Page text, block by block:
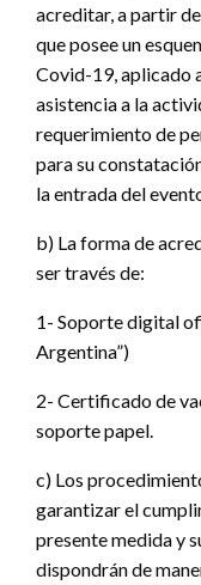
acreditar, a partir
que posee un
Covid-19, aplicado
asistencia a la
requerimiento de
para su
la entrada del
b) La forma de
ser través de:
1- Soporte digital
Argentina”)
2- Certificado de
soporte papel.
c) Los
garantizar el
presente medida y
dispondrán de